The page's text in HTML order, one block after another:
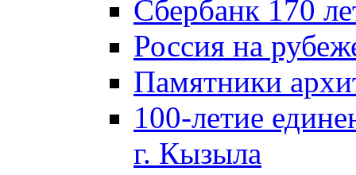
Сбербанк 170
Россия на
Памятники
100-летие
г. Кызыла